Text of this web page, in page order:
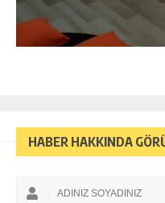
HABER HAKKINDA